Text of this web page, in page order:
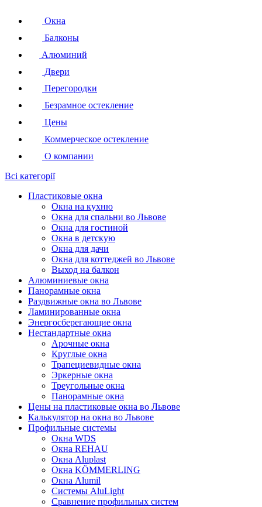
Окна
Балконы
Алюминий
Двери
Перегородки
Безрамное остекление
Цены
Коммерческое остекление
О компании
Всі категорії
Пластиковые окна
Окна на кухню
Окна для спальни во Львове
Окна для гостиной
Окна в детскую
Окна для дачи
Окна для коттеджей во Львове
Выход на балкон
Алюминиевые окна
Панорамные окна
Раздвижные окна во Львове
Ламинированные окна
Энергосберегающие окна
Нестандартные окна
Арочные окна
Круглые окна
Трапециевидные окна
Эркерные окна
Треугольные окна
Панорамные окна
Цены на пластиковые окна во Львове
Калькулятор на окна во Львове
Профильные системы
Окна WDS
Окна REHAU
Окна Aluplast
Окна KÖMMERLING
Окна Alumil
Системы AluLight
Сравнение профильных систем